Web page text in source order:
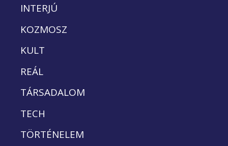
INTERJÚ
KOZMOSZ
KULT
REÁL
TÁRSADALOM
TECH
TÖRTÉNELEM